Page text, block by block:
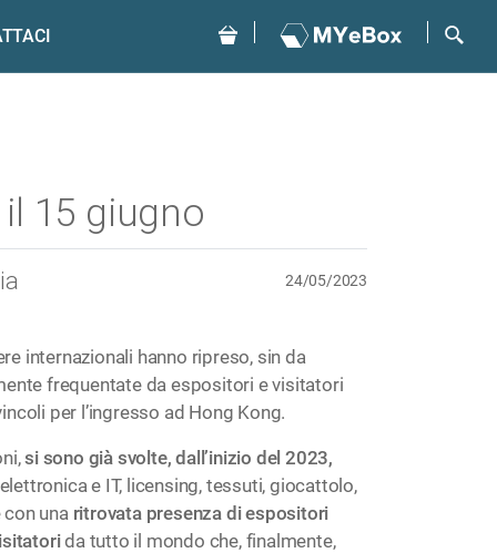
15 giugno
24/05/2023
internazionali hanno ripreso, sin da
frequentate da espositori e visitatori
per l’ingresso ad Hong Kong.
si sono già svolte, dall’inizio del 2023,
e IT, licensing, tessuti, giocattolo,
una ritrovata presenza di espositori
da tutto il mondo che, finalmente,